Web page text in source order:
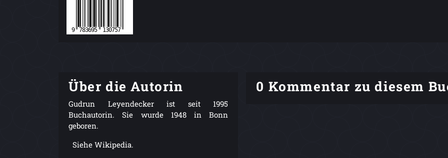
Über die Autorin
Gudrun Leyendecker ist seit 1995
Buchautorin. Sie wurde 1948 in Bonn
geboren.
Siehe Wikipedia.
0 Kommentar zu diesem